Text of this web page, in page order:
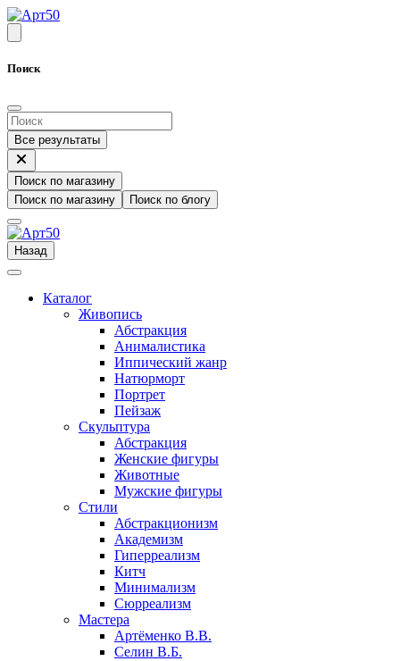
Поиск
Все результаты
Поиск по магазину
Поиск по магазину
Поиск по блогу
Назад
Каталог
Живопись
Абстракция
Анималистика
Иппический жанр
Натюрморт
Портрет
Пейзаж
Скульптура
Абстракция
Женские фигуры
Животные
Мужские фигуры
Стили
Абстракционизм
Академизм
Гиперреализм
Китч
Минимализм
Сюрреализм
Мастера
Артёменко В.В.
Селин В.Б.